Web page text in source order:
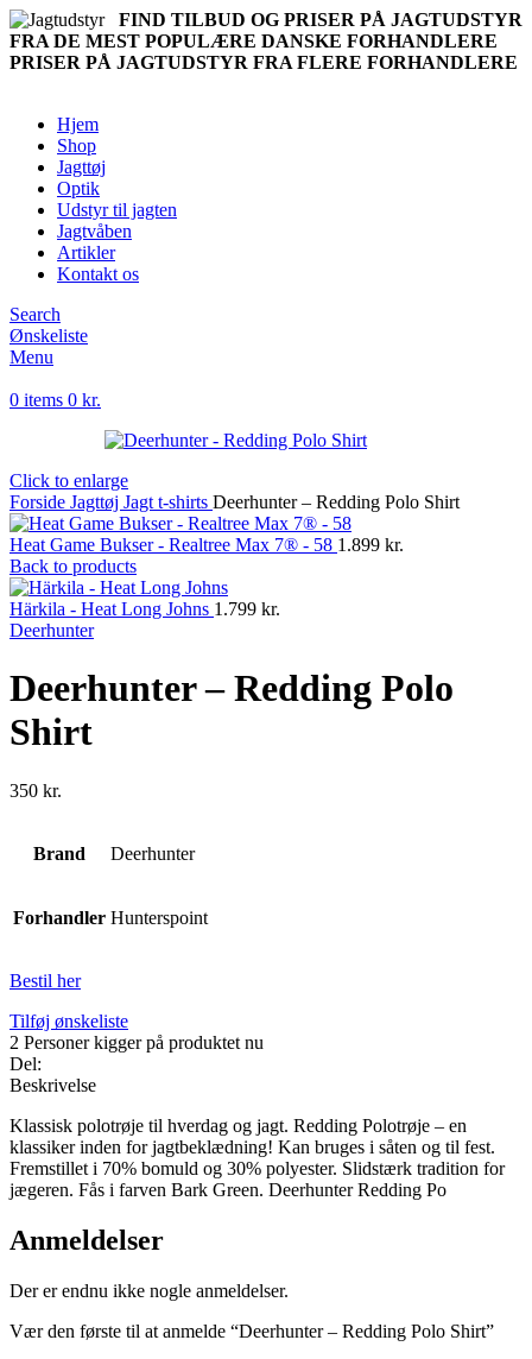
FIND TILBUD OG PRISER PÅ JAGTUDSTYR
FRA DE MEST POPULÆRE DANSKE FORHANDLERE
PRISER PÅ JAGTUDSTYR FRA FLERE FORHANDLERE
Hjem
Shop
Jagttøj
Optik
Udstyr til jagten
Jagtvåben
Artikler
Kontakt os
Search
Ønskeliste
Menu
0 items 0 kr.
Click to enlarge
Forside Jagttøj Jagt t-shirts Deerhunter – Redding Polo Shirt
Heat Game Bukser - Realtree Max 7® - 58 1.899 kr.
Back to products
Härkila - Heat Long Johns 1.799 kr.
Deerhunter
Deerhunter – Redding Polo
Shirt
350 kr.
Brand Deerhunter
Forhandler Hunterspoint
Bestil her
Tilføj ønskeliste
2 Personer kigger på produktet nu
Del:
Beskrivelse
Klassisk polotrøje til hverdag og jagt. Redding Polotrøje – en
klassiker inden for jagtbeklædning! Kan bruges i såten og til fest.
Fremstillet i 70% bomuld og 30% polyester. Slidstærk tradition for
jægeren. Fås i farven Bark Green. Deerhunter Redding Po
Anmeldelser
Der er endnu ikke nogle anmeldelser.
Vær den første til at anmelde “Deerhunter – Redding Polo Shirt”